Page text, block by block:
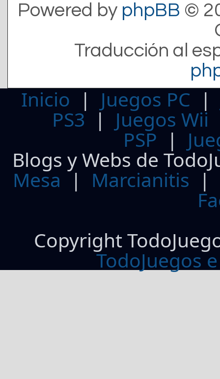
Powered by phpBB ©
Traducción al
Inicio | Juegos PC
PS3| Juegos Wii
PSP |
Blogs y Webs de
Mesa | Marcianitis |
Copyright
TodoJuegos